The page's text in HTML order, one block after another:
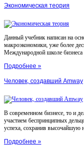
Экономическая теория
Данный учебник написан на
макроэкономики, уже более
Международной школе
Подробнее »
Человек, создавший Amway
В современном бизнесе, то и
участием беспринципных
успеха, сохранив высочайшую
Подробнее »